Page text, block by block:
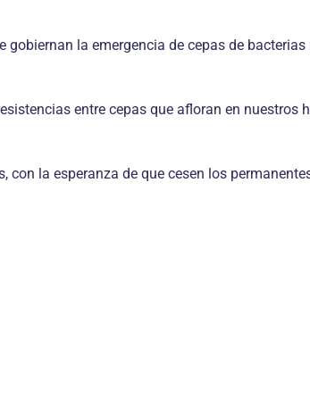
la emergencia de cepas de
entre cepas que afloran en nuestros
la esperanza de que cesen los